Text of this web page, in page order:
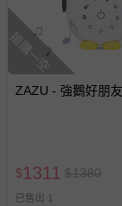
留商品未達
回。
部分商品依據
豫期範圍：
報紙、
搶購一空
ZAZU - 強鵝好朋
$1311 $1380
已售出 1